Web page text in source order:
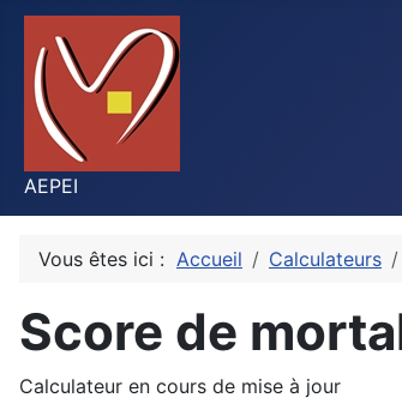
AEPEI
Vous êtes ici : Accueil Calculateurs
Score de
Calculateur en cours de mise à jour